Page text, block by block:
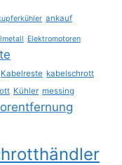
ankauf
Elektromotoren
Kabelreste kabelschrott
Kühler messing